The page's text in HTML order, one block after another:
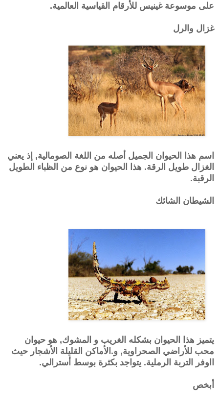
على موسوعة غينيس للأرقام القياسية العالمية.
غزال والرل
اسم هذا الحيوان الجميل أصله من اللغة الصومالية, إذ يعني
الغزال طويل الرقة. هذا الحيوان هو نوع من الظباء الطويل
الرقبة.
الشيطان الشائك
يتميز هذا الحيوان بشكله الغريب و المشوك, هو حيوان
محب للأراضي الصحراوية, و.الأماكن القليلة الأشجار حيث
ااوفر التربة الرملية. يتواجد بكثرة بوسط أسترالي.
أبخص